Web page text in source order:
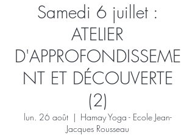
Samedi 6 juillet :
ATELIER
D'APPROFONDISSEME
NT ET DÉCOUVERTE
(2)
lun. 26 août
  |
Hamay Yoga - Ecole Jean-
Jacques Rousseau